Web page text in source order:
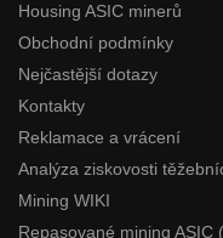
Housing ASIC minerů
Obchodní podmínky
Nejčastější dotazy
Kontakty
Reklamace a vrácení
Analýza ziskovosti
Mining WIKI
Repasované mining ASIC